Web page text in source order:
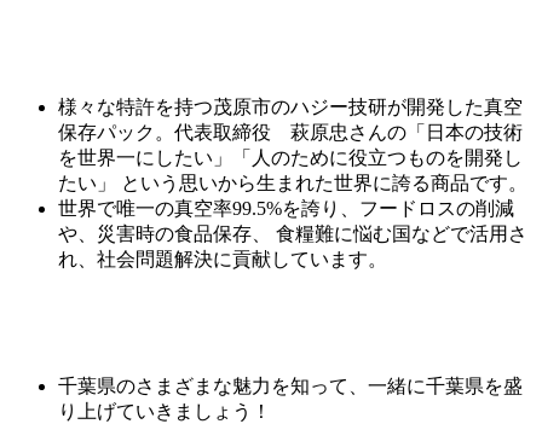
様々な特許を持つ茂原市のハジー技研が開発した真空
保存パック。代表取締役 萩原忠 さんの「日本の技術
を世界一にしたい」「人のために役立つものを開発し
たい」 という思いから生まれた世界に誇る商品です。
世界で唯一の真空率99.5%を誇り、フードロスの削減
や、災害時の食品保存、 食糧難に悩む国などで活用さ
れ、社会問題解決に貢献しています。
千葉県のさまざまな魅力を知って、一緒に千葉県を盛
り上げていきましょう！